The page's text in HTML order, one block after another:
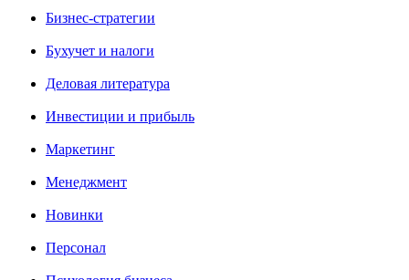
Бизнес-стратегии
Бухучет и налоги
Деловая литература
Инвестиции и прибыль
Маркетинг
Менеджмент
Новинки
Персонал